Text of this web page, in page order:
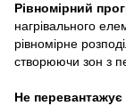
Рівномірний
нагрівального
рівномірне
створюючи зон з
Не